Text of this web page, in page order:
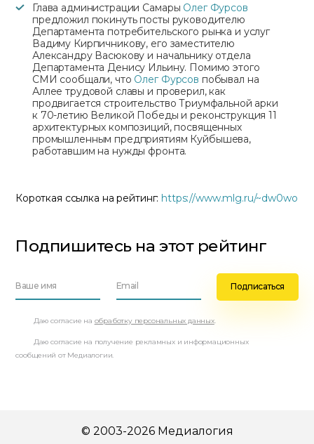
Глава администрации Самары Олег Фурсов
предложил покинуть посты руководителю
Департамента потребительского рынка и услуг
Вадиму Кирпичникову, его заместителю
Александру Васюкову и начальнику отдела
Департамента Денису Ильину. Помимо этого
СМИ сообщали, что Олег Фурсов побывал на
Аллее трудовой славы и проверил, как
продвигается строительство Триумфальной арки
к 70-летию Великой Победы и реконструкция 11
архитектурных композиций, посвященных
промышленным предприятиям Куйбышева,
работавшим на нужды фронта.
Короткая ссылка на рейтинг: https://www.mlg.ru/~dw0wo
Подпишитесь на этот рейтинг
Даю согласие на обработку персональных данных.
Даю согласие на получение рекламных и информационных
сообщений от Медиалогии.
© 2003-2026 Медиалогия